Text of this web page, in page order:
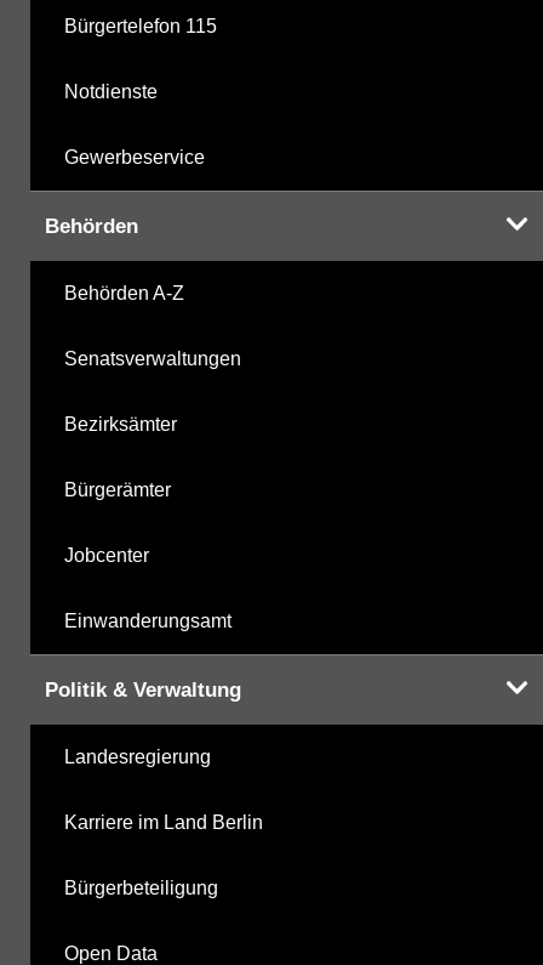
Bürgertelefon 115
Notdienste
Gewerbeservice
Behörden
Behörden A-Z
Senatsverwaltungen
Bezirksämter
Bürgerämter
Jobcenter
Einwanderungsamt
Politik & Verwaltung
Landesregierung
Karriere im Land Berlin
Bürgerbeteiligung
Open Data